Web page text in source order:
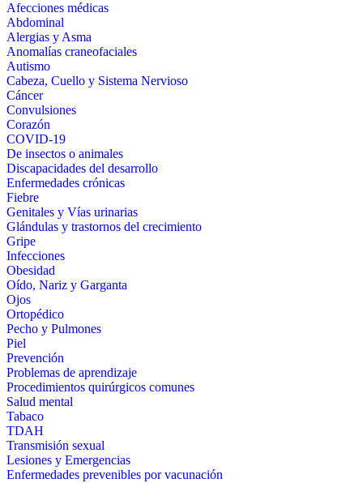
Afecciones médicas
Abdominal
Alergias y Asma
Anomalías craneofaciales
Autismo
Cabeza, Cuello y Sistema Nervioso
Cáncer
Convulsiones
Corazón
COVID-19
De insectos o animales
Discapacidades del desarrollo
Enfermedades crónicas
Fiebre
Genitales y Vías urinarias
Glándulas y trastornos del crecimiento
Gripe
Infecciones
Obesidad
Oído, Nariz y Garganta
Ojos
Ortopédico
Pecho y Pulmones
Piel
Prevención
Problemas de aprendizaje
Procedimientos quirúrgicos comunes
Salud mental
Tabaco
TDAH
Transmisión sexual
Lesiones y Emergencias
Enfermedades prevenibles por vacunación